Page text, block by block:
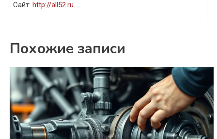
Сайт: http://all52.ru
Похожие записи